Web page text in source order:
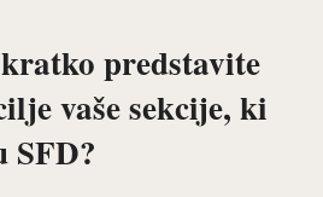
predstavite
vaše sekcije, ki
SFD?